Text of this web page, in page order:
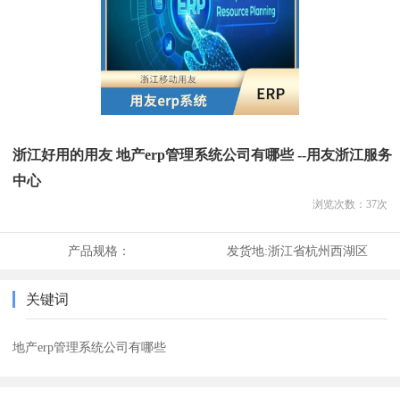
浙江好用的用友 地产erp管理系统公司有哪些 --用友浙江服务
中心
浏览次数： 37次
产品规格： 发货地:浙江省杭州西湖区
关键词
地产erp管理系统公司有哪些